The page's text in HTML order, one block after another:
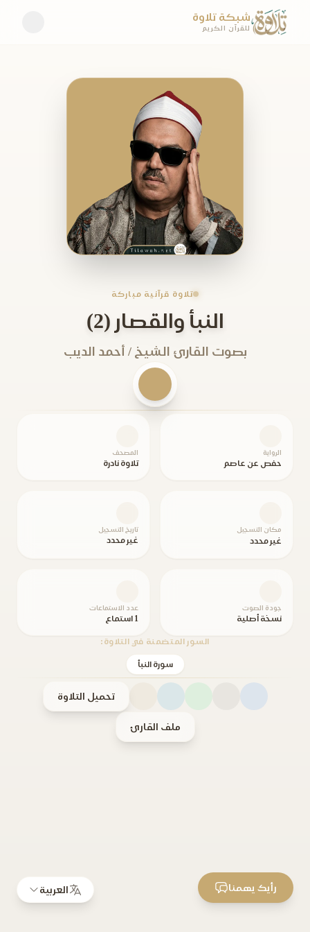
شبكة تلاوة
للقرآن الكريم
تلاوة قرآنية مباركة
النبأ والقصار (2)
بصوت القارئ الشيخ / أحمد الديب
الرواية
حفص عن عاصم
المصحف
تلاوة نادرة
مكان التسجيل
غير محدد
تاريخ التسجيل
غير محدد
جودة الصوت
نسخة أصلية
عدد الاستماعات
1 استماع
السور المتضمنة في التلاوة:
سورة النبأ
تحميل التلاوة
ملف القارئ
العربية رأيك يهمنا